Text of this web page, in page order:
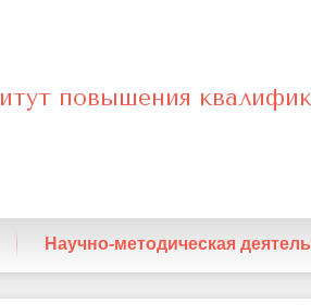
повышения
Научно-методическая